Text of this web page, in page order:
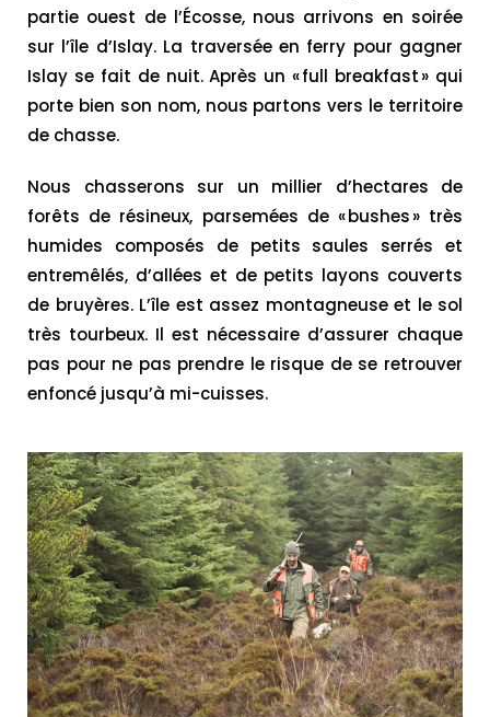
partie ouest de l’Écosse, nous arrivons en soirée
sur l’île d’Islay. La traversée en ferry pour gagner
Islay se fait de nuit. Après un « full breakfast » qui
porte bien son nom, nous partons vers le territoire
de chasse.
Nous chasserons sur un millier d’hectares de
forêts de résineux, parsemées de « bushes » très
humides composés de petits saules serrés et
entremêlés, d’allées et de petits layons couverts
de bruyères. L’île est assez montagneuse et le sol
très tourbeux. Il est nécessaire d’assurer chaque
pas pour ne pas prendre le risque de se retrouver
enfoncé jusqu’à mi-cuisses.